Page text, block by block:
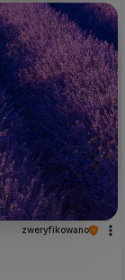
zweryfikowano